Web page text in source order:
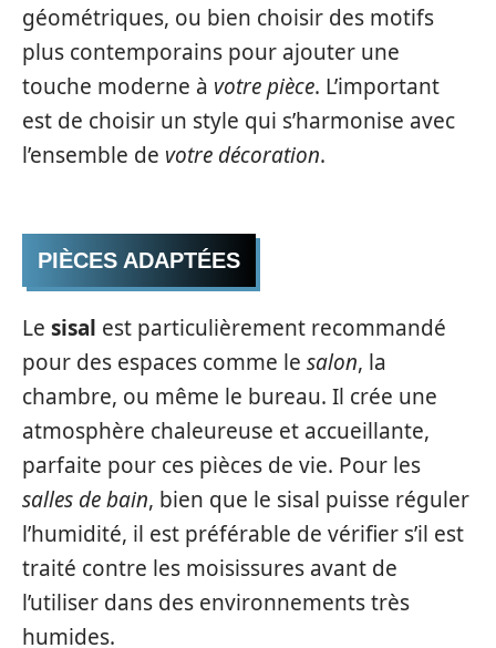
géométriques, ou bien choisir des motifs
plus contemporains pour ajouter une
touche moderne à votre pièce. L’important
est de choisir un style qui s’harmonise avec
l’ensemble de votre décoration.
PIÈCES ADAPTÉES
Le sisal est particulièrement recommandé
pour des espaces comme le salon, la
chambre, ou même le bureau. Il crée une
atmosphère chaleureuse et accueillante,
parfaite pour ces pièces de vie. Pour les
salles de bain, bien que le sisal puisse réguler
l’humidité, il est préférable de vérifier s’il est
traité contre les moisissures avant de
l’utiliser dans des environnements très
humides.